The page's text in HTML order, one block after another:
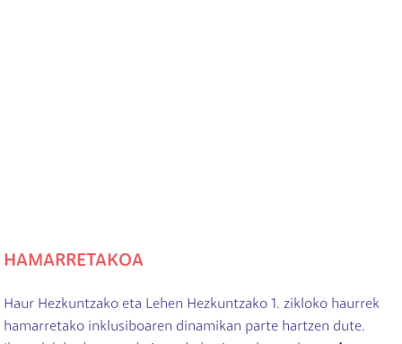
HAMARRETAKOA
Haur Hezkuntzako eta Lehen Hezkuntzako 1. zikloko haurrek
hamarretako inklusiboaren dinamikan parte hartzen dute.